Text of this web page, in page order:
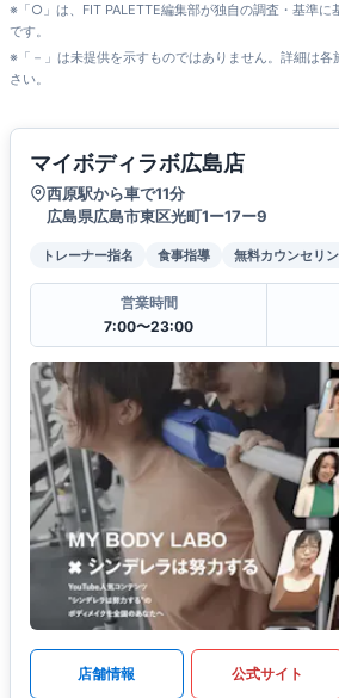
※「○」は、FIT PALETTE編集部が独自の調査・基準に
です。
※「－」は未提供を示すものではありません。詳細は
さい。
マイボディラボ広島店
西原駅から車で11分
広島県広島市東区光町1ー17ー9
トレーナー指名 食事指導 無料カウンセリ
営業時間
7:00〜23:00
店舗情報 公式サイト